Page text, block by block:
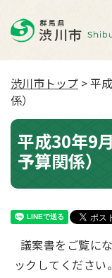
渋川市トップ > 平
係）
平成30年9
予算関係）
議案書をご覧に
ックしてください。